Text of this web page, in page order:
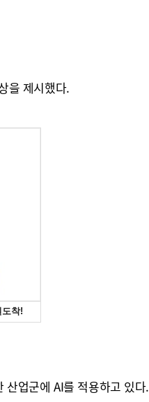
을 제시했다.
업군에 AI를 적용하고 있다.